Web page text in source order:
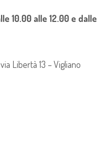
10.00 alle 12.00 e dalle
Libertà 13 – Vigliano